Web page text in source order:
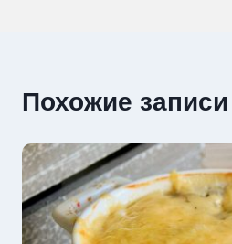
Похожие записи